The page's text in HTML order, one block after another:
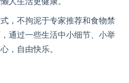
，不拘泥于专家推荐和食物禁
通过一些生活中小细节、小举
，自由快乐。